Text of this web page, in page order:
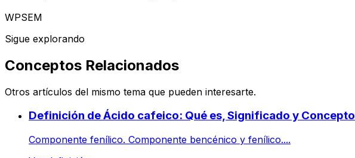
WPSEM
Sigue explorando
Conceptos Relacionados
Otros artículos del mismo tema que pueden interesarte.
Definición de Ácido cafeico: Qué es, Significado y Concepto
Componente fenílico. Componente bencénico y fenílico....